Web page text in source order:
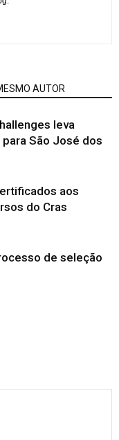
AUTOR
leva
São José dos
aos
do Cras
de seleção